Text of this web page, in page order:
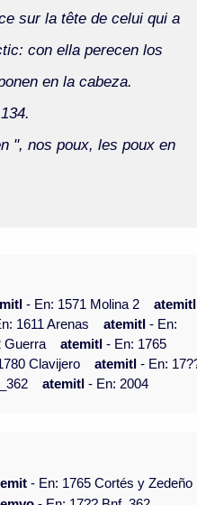
sur la tête de celui qui a
con ella perecen los
en la cabeza.
", nos poux, les poux en
- En: 1571 Molina 2
atemitl
1611 Arenas atemitl- En:
Guerra atemitl- En: 1765
Clavijero atemitl- En:
atemitl- En: 2004
- En: 1765 Cortés y Zedeño